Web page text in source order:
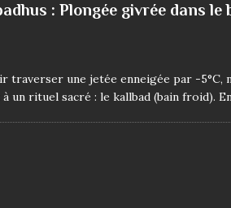
: Plongée givrée dans le
traverser une jetée enneigée par -5°C,
un rituel sacré : le kallbad (bain froid).